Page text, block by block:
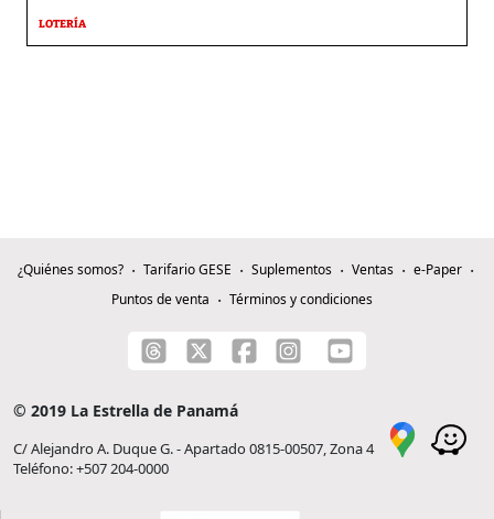
LOTERÍA
¿Quiénes somos? Tarifario GESE Suplementos Ventas
e-Paper
Puntos de venta
Términos y condiciones
© 2019 La Estrella de Panamá
C/ Alejandro A. Duque G. - Apartado 0815-00507, Zona 4
Teléfono: +507 204-0000